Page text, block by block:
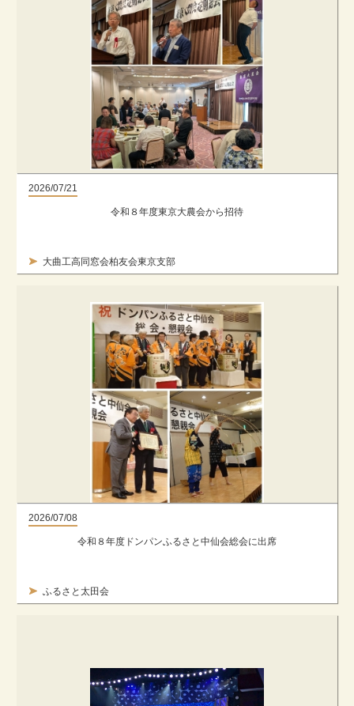
2026/07/21
大曲工高同窓会柏友会東京支部
令和８年度東京大農会から招待
2026/07/08
ふるさと太田会
令和８年度ドンパンふるさと中仙会総会に出席